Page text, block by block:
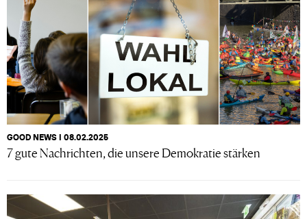
GOOD NEWS I 08.02.2025
7 gute Nachrichten, die unsere Demokratie stärken